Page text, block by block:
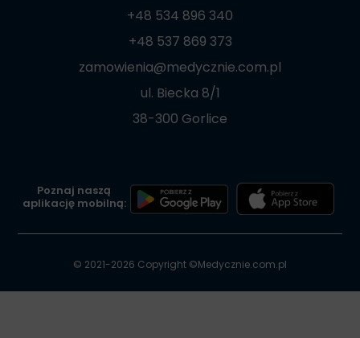
+48 534 896 340
+48 537 869 373
zamowienia@medycznie.com.pl
ul. Biecka 8/1
38-300 Gorlice
Poznaj naszą
aplikację mobilną:
© 2021-2026 Copyright ©Medycznie.com.pl